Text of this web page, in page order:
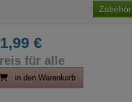
Zubehör
€
für alle
in den Warenkorb